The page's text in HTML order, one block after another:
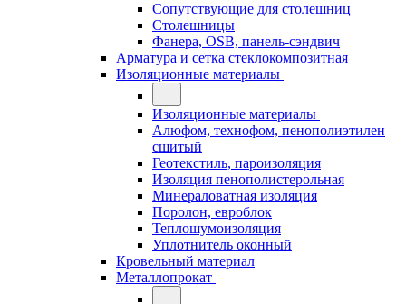
Сопутствующие для столешниц
Столешницы
Фанера, OSB, панель-сэндвич
Арматура и сетка стеклокомпозитная
Изоляционные материалы
Изоляционные материалы
Алюфом, технофом, пенополиэтилен
сшитый
Геотекстиль, пароизоляция
Изоляция пенополистерольная
Минераловатная изоляция
Поролон, евроблок
Теплошумоизоляция
Уплотнитель оконный
Кровельный материал
Металлопрокат